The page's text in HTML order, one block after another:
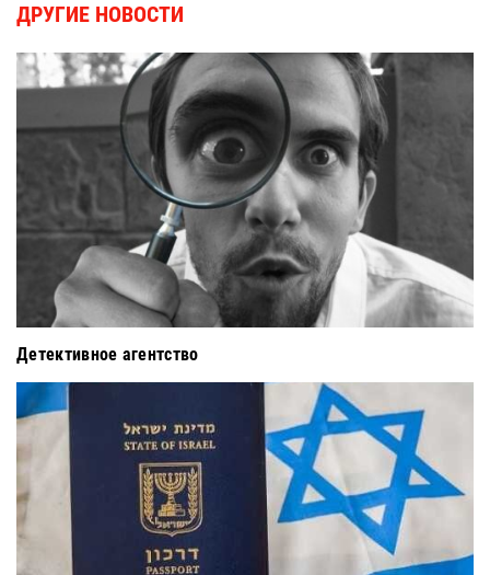
ДРУГИЕ НОВОСТИ
Детективное агентство